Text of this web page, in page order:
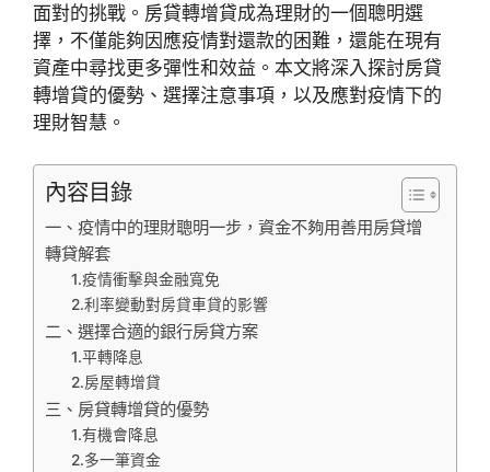
面對的挑戰。房貸轉增貸成為理財的一個聰明選
擇，不僅能夠因應疫情對還款的困難，還能在現有
資產中尋找更多彈性和效益。本文將深入探討房貸
轉增貸的優勢、選擇注意事項，以及應對疫情下的
理財智慧。
內容目錄
一、疫情中的理財聰明一步，資金不夠用善用房貸增
轉貸解套
1.疫情衝擊與金融寬免
2.利率變動對房貸車貸的影響
二、選擇合適的銀行房貸方案
1.平轉降息
2.房屋轉增貸
三、房貸轉增貸的優勢
1.有機會降息
2.多一筆資金